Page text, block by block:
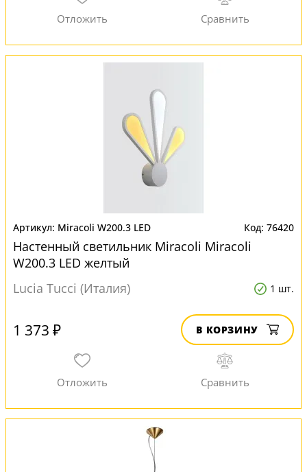
Miracoli W200.3 LED 76420
Настенный светильник Miracoli Miracoli
W200.3 LED желтый
Lucia Tucci (Италия)
1 шт.
1 373 ₽ В КОРЗИНУ